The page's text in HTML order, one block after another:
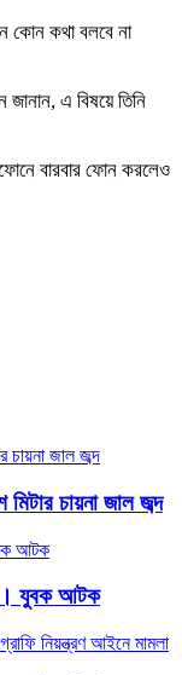
কোন কথা বলবে না
জানান, এ বিষয়ে তিনি
বারবার ফোন করলেও
চায়না জাল জব্দ
।। যুবক আটক